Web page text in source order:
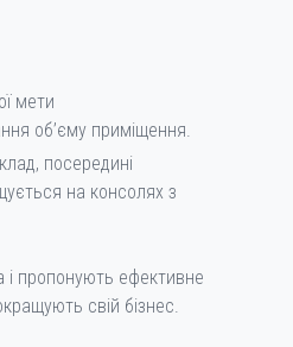
мети
об’єму приміщення.
посередині
на консолях з
і пропонують ефективне
свій бізнес.